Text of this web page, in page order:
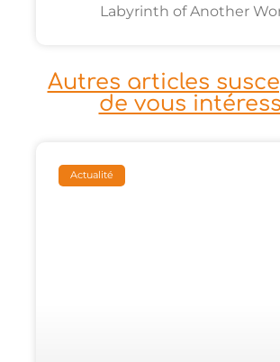
Labyrinth of Another
Autres articles
de vous
Actualité